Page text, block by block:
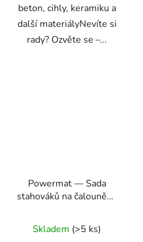
beton, cihly, keramiku a
další materiályNevíte si
rady? Ozvěte se –...
Powermat — Sada
stahováků na čalounění,
Skladem (>5 ks)